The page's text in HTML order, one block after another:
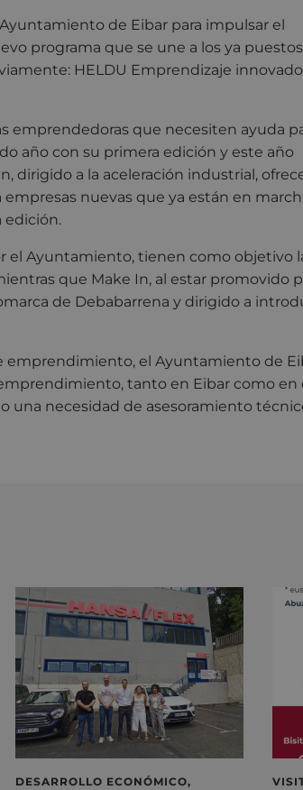
de Eibar para impulsar el
programa que se une a los ya
HELDU Emprendizaje
emprendedoras que necesiten ayuda
año con su primera edición y este año
dirigido a la aceleración industrial,
nuevas que ya están en
edición.
el Ayuntamiento, tienen como objetivo
que Make In, al estar promovido
de Debabarrena y dirigido a
emprendimiento, el Ayuntamiento de
tanto en Eibar como en
una necesidad de asesoramiento
DESARROLLO ECONÓMICO,